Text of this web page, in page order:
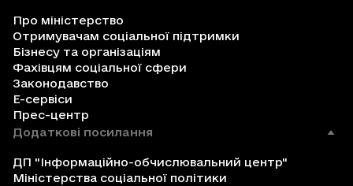
Про міністерство
Отримувачам соціальної підтримки
Бізнесу та організаціям
Фахівцям соціальної сфери
Законодавство
Е-сервіси
Прес-центр
Додаткові посилання
ДП "Інформаційно-обчислювальний центр"
Міністерства соціальної політики